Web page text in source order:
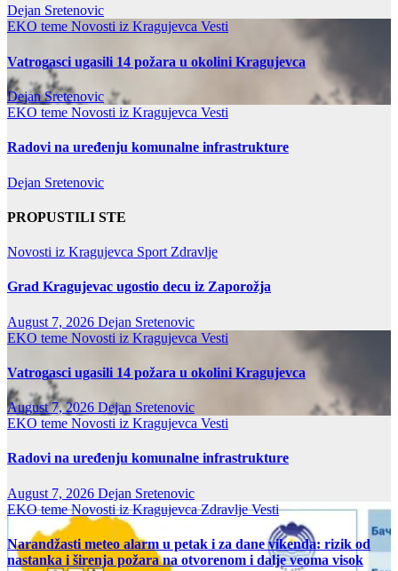
Dejan Sretenovic
EKO teme Novosti iz Kragujevca Vesti
Vatrogasci ugasili 14 požara u okolini Kragujevca
Dejan Sretenovic
EKO teme Novosti iz Kragujevca Vesti
Radovi na uređenju komunalne infrastrukture
Dejan Sretenovic
PROPUSTILI STE
Novosti iz Kragujevca Sport Zdravlje
Grad Kragujevac ugostio decu iz Zaporožja
August 7, 2026 Dejan Sretenovic
EKO teme Novosti iz Kragujevca Vesti
Vatrogasci ugasili 14 požara u okolini Kragujevca
August 7, 2026 Dejan Sretenovic
EKO teme Novosti iz Kragujevca Vesti
Radovi na uređenju komunalne infrastrukture
August 7, 2026 Dejan Sretenovic
EKO temeNovosti iz KragujevcaZdravlje Vesti
Narandžasti meteo alarm u petak i za dane vikenda: rizik od
nastanka i širenja požara na otvorenom i dalje veoma visok